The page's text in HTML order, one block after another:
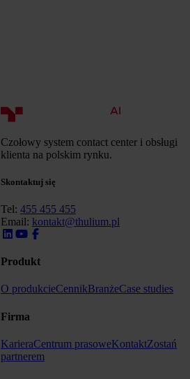
Czołowy system contact center i obsługi
klienta na polskim rynku.
Skontaktuj się
Tel: 455 455 455
Email: kontakt@thulium.pl
Produkt
O produkcieCennikBranżeCase studies
Firma
KarieraCentrum prasoweKontaktZostań
partnerem